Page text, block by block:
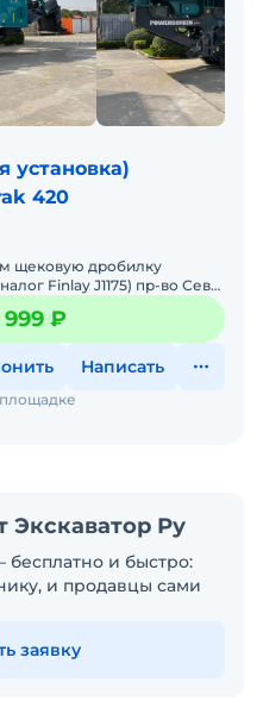
установка)
420
щековую дробилку
Finlay J1175) пр-во Сев
до 450 т/ч, Очень удоб
999 ₽
Написать
площадке
Экскаватор Ру
и быстро:
и продавцы сами
заявку